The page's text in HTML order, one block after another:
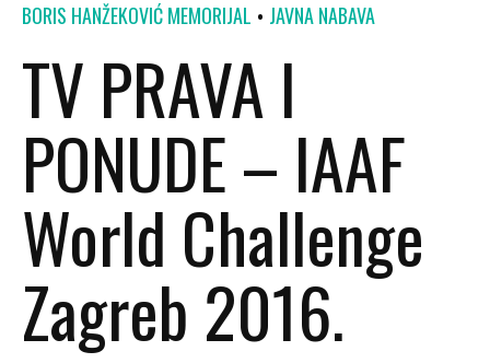
BORIS HANŽEKOVIĆ MEMORIJAL JAVNA NABAVA
TV PRAVA I
PONUDE – IAAF
World Challenge
Zagreb 2016.